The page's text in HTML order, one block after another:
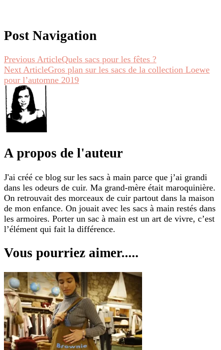
Post Navigation
Previous ArticleQuels sacs pour les fêtes ?
Next ArticleGros plan sur les sacs de la collection Loewe
pour l’automne 2019
A propos de l'auteur
J'ai créé ce blog sur les sacs à main parce que j’ai grandi
dans les odeurs de cuir. Ma grand-mère était maroquinière.
On retrouvait des morceaux de cuir partout dans la maison
de mon enfance. On jouait avec les sacs à main restés dans
les armoires. Porter un sac à main est un art de vivre, c’est
l’élément qui fait la différence.
Vous pourriez aimer.....